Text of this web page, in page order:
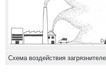
Схема воздействия